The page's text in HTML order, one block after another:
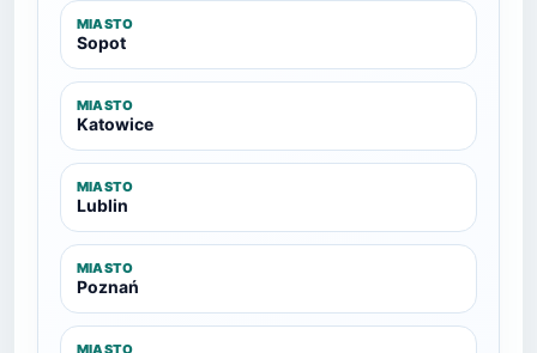
MIASTO
Sopot
MIASTO
Katowice
MIASTO
Lublin
MIASTO
Poznań
MIASTO